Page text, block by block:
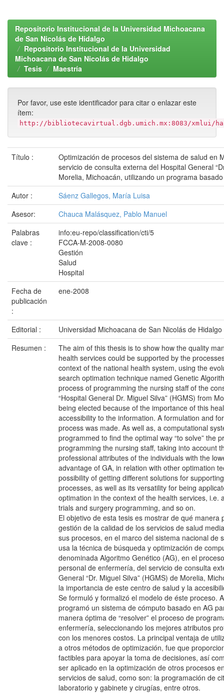
Repositorio Institucional de la Universidad Michoacana
de San Nicolás de Hidalgo
Repositorio Institucional de la Universidad
Michoacana de San Nicolás de Hidalgo
Tesis
Maestría
Por favor, use este identificador para citar o enlazar este
ítem:
http://bibliotecavirtual.dgb.umich.mx:8083/xmlui/
Título :
Optimización de procesos del sistema de salud en
servicio de consulta externa del Hospital General
Morelia, Michoacán, utilizando un programa
Autor :
Sáenz Gallegos, María Luisa
Asesor:
Chauca Malásquez, Pablo Manuel
Palabras
clave :
info:eu-repo/classification/cti/5
FCCA-M-2008-0080
Gestión
Salud
Hospital
Fecha de
publicación
:
ene-2008
Editorial :
Universidad Michoacana de San Nicolás de Hidalgo
Resumen :
The aim of this thesis is to show how the quality
health services could be supported by the
context of the national health system, using the
search optimation technique named Genetic
process of programming the nursing staff of the
“Hospital General Dr. Miguel Silva” (HGMS) from
being elected because of the importance of this
accessibility to the information. A formulation and
process was made. As well as, a computational
programmed to find the optimal way “to solve” the
programming the nursing staff, taking into account
professional attributes of the individuals with the
advantage of GA, in relation with other optimation
possibility of getting different solutions for
processes, as well as its versatility for being
optimation in the context of the health services, i.e.
trials and surgery programming, and so on.
El objetivo de esta tesis es mostrar de qué manera
gestión de la calidad de los servicios de salud
sus procesos, en el marco del sistema nacional de
usa la técnica de búsqueda y optimización de
denominada Algoritmo Genético (AG), en el
personal de enfermería, del servicio de consulta
General “Dr. Miguel Silva” (HGMS) de Morelia,
la importancia de este centro de salud y la
Se formuló y formalizó el modelo de éste proceso.
programó un sistema de cómputo basado en AG
manera óptima de “resolver” el proceso de
enfermería, seleccionando los mejores atributos
con los menores costos. La principal ventaja de
a otros métodos de optimización, fue que
factibles para apoyar la toma de decisiones, así
ser aplicado en la optimización de otros procesos
servicios de salud, como son: la programación de
laboratorio y gabinete y cirugías, entre otros.